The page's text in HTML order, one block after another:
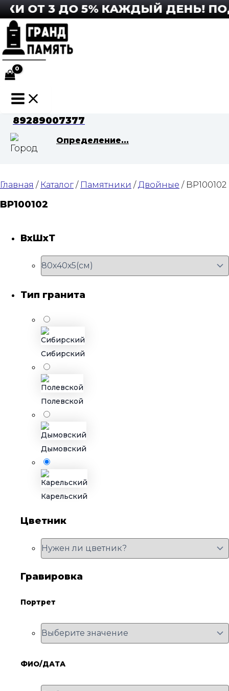
Перейти
к
содержимому
ОТ 3 ДО 5% КАЖДЫЙ ДЕНЬ!
Main
Menu
89289007377
Определение...
Главная / Каталог / Памятники / Двойные / BP100102
BP100102
Тип гранита
Карельский
Дымовский
Полевской
Сибирский
Цветник
Гравировка
Портрет
ФИО/ДАТА
ВхШхТ